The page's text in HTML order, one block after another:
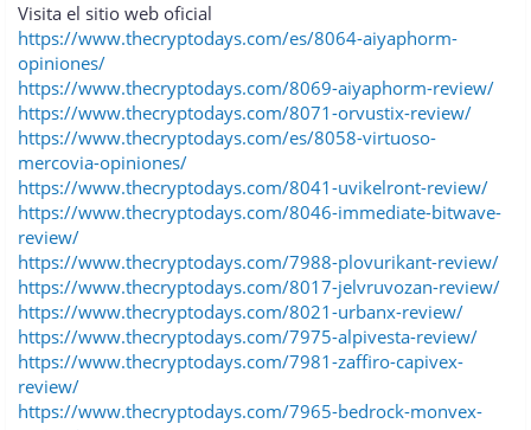
Visita el sitio web oficial
https://www.thecryptodays.com/es/8064-aiyaphorm-
opiniones/
https://www.thecryptodays.com/8069-aiyaphorm-review/
https://www.thecryptodays.com/8071-orvustix-review/
https://www.thecryptodays.com/es/8058-virtuoso-
mercovia-opiniones/
https://www.thecryptodays.com/8041-uvikelront-review/
https://www.thecryptodays.com/8046-immediate-bitwave-
review/
https://www.thecryptodays.com/7988-plovurikant-review/
https://www.thecryptodays.com/8017-jelvruvozan-review/
https://www.thecryptodays.com/8021-urbanx-review/
https://www.thecryptodays.com/7975-alpivesta-review/
https://www.thecryptodays.com/7981-zaffiro-capivex-
review/
https://www.thecryptodays.com/7965-bedrock-monvex-